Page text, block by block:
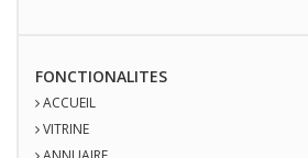
FONCTIONALITES
ACCUEIL
VITRINE